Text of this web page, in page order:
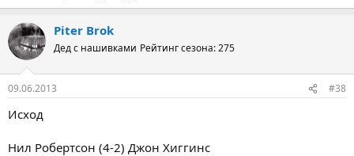
Piter Brok
Дед с нашивками Рейтинг сезона: 275
09.06.2013 #38
Исход
Нил Робертсон (4-2) Джон Хиггинс